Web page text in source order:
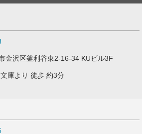
金沢区釜利谷東2-16-34 KUビル3F
庫より 徒歩 約3分